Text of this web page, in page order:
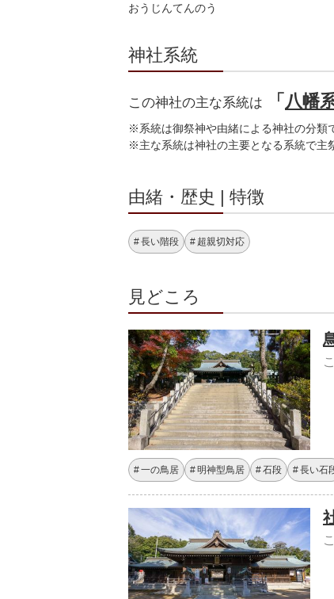
おうじんてんのう
神社系統
この神社の主な系統は 「 八幡
※系統は御祭神や由緒による神社の分類
※主な系統は神社の主要となる系統で主
由緒・歴史 | 特徴
長い階段 超親切対応
見どころ
一の鳥居 明神型鳥居 石段 長い石